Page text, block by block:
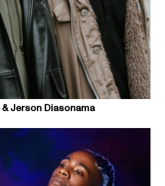
Jerson Diasonama